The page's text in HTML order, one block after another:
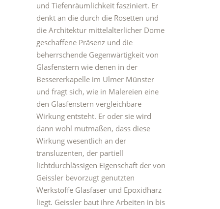
und Tiefenräumlichkeit fasziniert. Er
denkt an die durch die Rosetten und
die Architektur mittelalterlicher Dome
geschaffene Präsenz und die
beherrschende Gegenwärtigkeit von
Glasfenstern wie denen in der
Bessererkapelle im Ulmer Münster
und fragt sich, wie in Malereien eine
den Glasfenstern vergleichbare
Wirkung entsteht. Er oder sie wird
dann wohl mutmaßen, dass diese
Wirkung wesentlich an der
transluzenten, der partiell
lichtdurchlässigen Eigenschaft der von
Geissler bevorzugt genutzten
Werkstoffe Glasfaser und Epoxidharz
liegt. Geissler baut ihre Arbeiten in bis